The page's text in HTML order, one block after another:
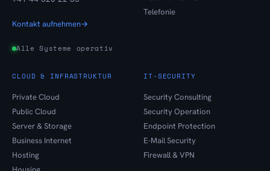
Kontakt aufnehmen→
Alle Systeme operativ
Telefonie
CLOUD & INFRASTRUKTUR
Private Cloud
Public Cloud
Server & Storage
Business Internet
Hosting
IT-SECURITY
Security Consulting
Security Operation
Endpoint Protection
E-Mail Security
Firewall & VPN